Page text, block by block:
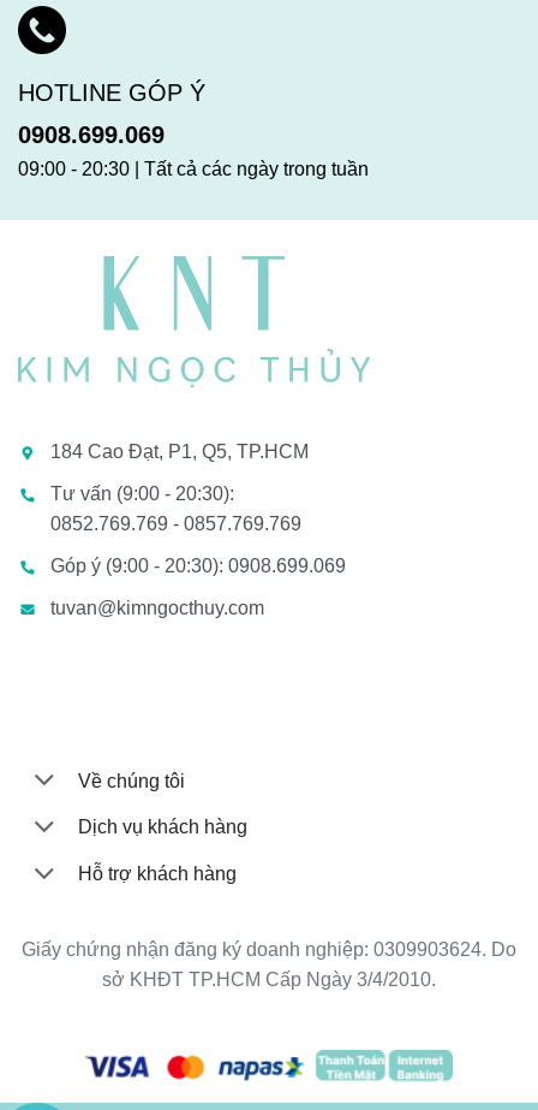
HOTLINE GÓP Ý
0908.699.069
09:00 - 20:30 | Tất cả các ngày trong tuần
184 Cao Đạt, P1, Q5, TP.HCM
Tư vấn (9:00 - 20:30):
0852.769.769 - 0857.769.769
Góp ý (9:00 - 20:30): 0908.699.069
tuvan@kimngocthuy.com
Về chúng tôi
Dịch vụ khách hàng
Hỗ trợ khách hàng
Giấy chứng nhận đăng ký doanh nghiệp: 0309903624. Do
sở KHĐT TP.HCM Cấp Ngày 3/4/2010.